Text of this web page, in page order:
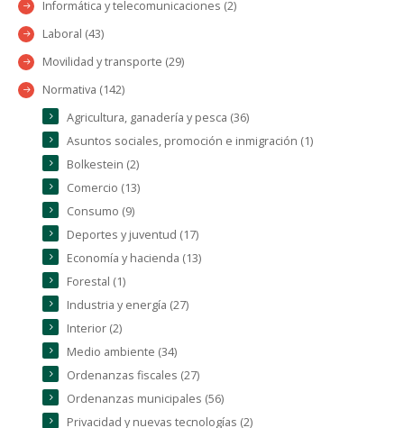
Informática y telecomunicaciones (2)
Laboral (43)
Movilidad y transporte (29)
Normativa (142)
Agricultura, ganadería y pesca (36)
Asuntos sociales, promoción e inmigración (1)
Bolkestein (2)
Comercio (13)
Consumo (9)
Deportes y juventud (17)
Economía y hacienda (13)
Forestal (1)
Industria y energía (27)
Interior (2)
Medio ambiente (34)
Ordenanzas fiscales (27)
Ordenanzas municipales (56)
Privacidad y nuevas tecnologías (2)